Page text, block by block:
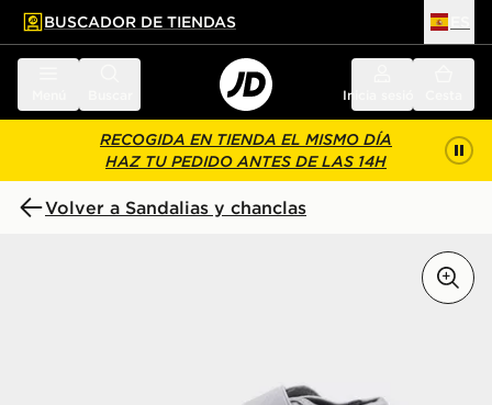
principal
pie de página
BUSCADOR DE TIENDAS
Inicia sesión
RECOGIDA EN TIENDA EL MISMO DÍA
HAZ TU PEDIDO ANTES DE LAS 14H
Volver a Sandalias y chanclas